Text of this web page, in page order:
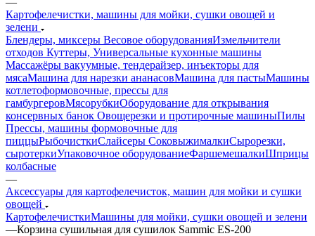
Картофелечистки, машины для мойки, сушки овощей и
зелени
Блендеры, миксеры Весовое оборудованияИзмельчители
отходов Куттеры, Универсальные кухонные машины
Массажёры вакуумные, тендерайзер, инъекторы для
мясаМашина для нарезки ананасовМашина для пастыМашины
котлетоформовочные, прессы для
гамбургеровМясорубкиОборудование для открывания
консервных банок Овощерезки и протирочные машиныПилы
Прессы, машины формовочные для
пиццыРыбочисткиСлайсеры СоковыжималкиСырорезки,
сыротеркиУпаковочное оборудованиеФаршемешалкиШприцы
колбасные
—
Аксессуары для картофелечисток, машин для мойки и сушки
овощей
КартофелечисткиМашины для мойки, сушки овощей и зелени
—Корзина сушильная для сушилок Sammic ES-200